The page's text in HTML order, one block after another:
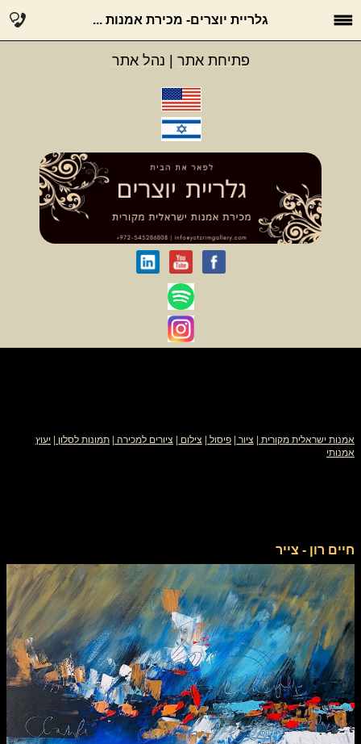
גלריית יוצרים- מכירת אמנות ...
פתיחת אתר נהל אתר
אמנות ישראלית מקורית ציור פיסול צילום ציורים למכירה תמונות לסלון
יעוץ
אמנותי
חיים רון - צייר